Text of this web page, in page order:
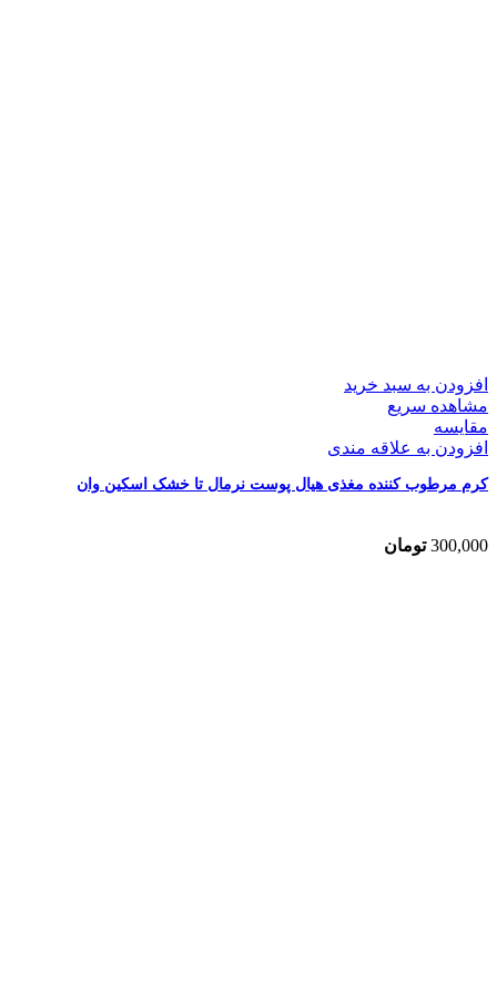
افزودن به سبد خرید
مشاهده سریع
مقایسه
افزودن به علاقه مندی
کرم مرطوب کننده مغذی هیال پوست نرمال تا خشک اسکین وان
300,000 تومان